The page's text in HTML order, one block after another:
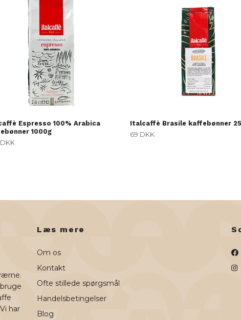
Espresso 100% Arabica
1000g
Italcaffè Brasile kaffebønner
69 DKK
har
Læs mere
Om os
Kontakt
Ofte stillede spørgsmål
Handelsbetingelser
Blog